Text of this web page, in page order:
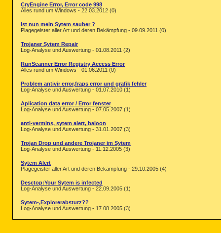
CryEngine Error, Error code 998
Alles rund um Windows - 22.03.2012 (0)
Ist nun mein Sytem sauber ?
Plagegeister aller Art und deren Bekämpfung - 09.09.2011 (0)
Trojaner Sytem Repair
Log-Analyse und Auswertung - 01.08.2011 (2)
RunScanner Error Registry Access Error
Alles rund um Windows - 01.06.2011 (0)
Problem antivir error,fraps error und grafik fehler
Log-Analyse und Auswertung - 01.07.2010 (1)
Aplication data error / Error fenster
Log-Analyse und Auswertung - 07.05.2007 (1)
anti-vermins, sytem alert, baloon
Log-Analyse und Auswertung - 31.01.2007 (3)
Trojan Drop und andere Trojaner im Sytem
Log-Analyse und Auswertung - 11.12.2005 (3)
Sytem Alert
Plagegeister aller Art und deren Bekämpfung - 29.10.2005 (4)
Desctop:Your Sytem is infected
Log-Analyse und Auswertung - 22.09.2005 (1)
Sytem-,Explorerabsturz??
Log-Analyse und Auswertung - 17.08.2005 (3)